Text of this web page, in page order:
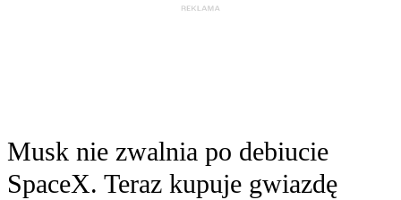
Musk nie zwalnia po debiucie
SpaceX. Teraz kupuje gwiazdę